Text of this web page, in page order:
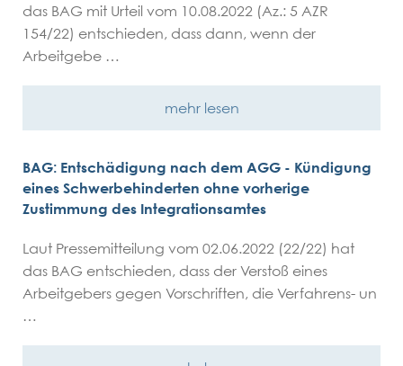
das BAG mit Urteil vom 10.08.2022 (Az.: 5 AZR
154/22) entschieden, dass dann, wenn der
Arbeitgebe …
mehr lesen
BAG: Entschädigung nach dem AGG - Kündigung
eines Schwerbehinderten ohne vorherige
Zustimmung des Integrationsamtes
Laut Pressemitteilung vom 02.06.2022 (22/22) hat
das BAG entschieden, dass der Verstoß eines
Arbeitgebers gegen Vorschriften, die Verfahrens- un
…